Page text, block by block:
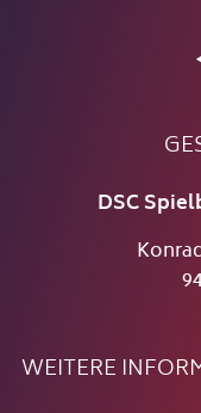
DSC
WEITERE